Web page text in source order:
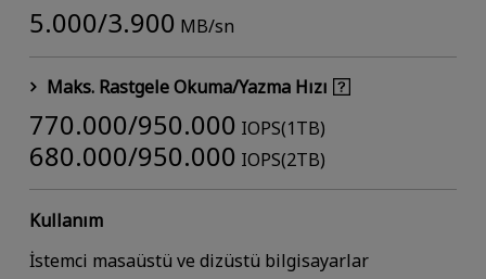
5.000/3.900 MB/sn
Maks. Rastgele Okuma/Yazma Hızı
770.000/950.000 IOPS(1TB)
680.000/950.000 IOPS(2TB)
Kullanım
İstemci masaüstü ve dizüstü bilgisayarlar